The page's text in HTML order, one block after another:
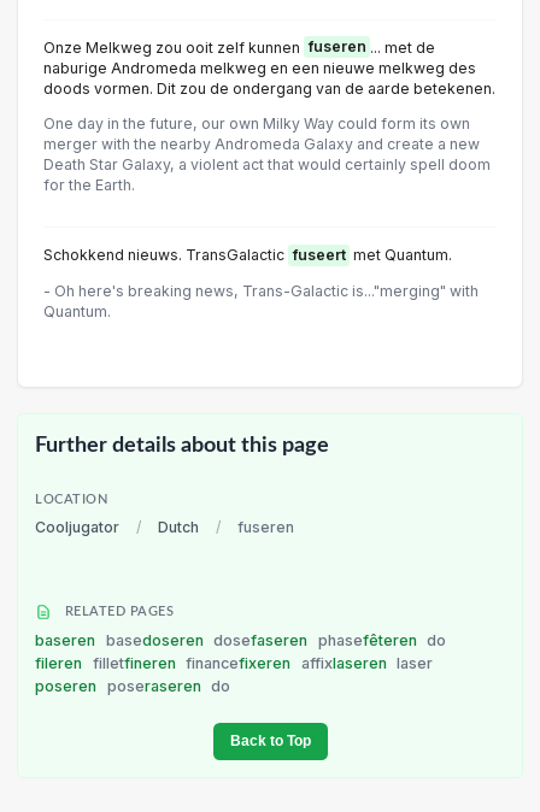
Onze Melkweg zou ooit zelf kunnen fuseren ... met de
naburige Andromeda melkweg en een nieuwe melkweg des
doods vormen. Dit zou de ondergang van de aarde betekenen.
One day in the future, our own Milky Way could form its own
merger with the nearby Andromeda Galaxy and create a new
Death Star Galaxy, a violent act that would certainly spell doom
for the Earth.
Schokkend nieuws. TransGalactic fuseert met Quantum.
- Oh here's breaking news, Trans-Galactic is..."merging" with
Quantum.
Further details about this page
LOCATION
Cooljugator / Dutch / fuseren
RELATED PAGES
baseren basedoseren dosefaseren phasefêteren
do
fileren
filletfineren financefixeren affixlaseren
laser
poseren
poseraseren do
Back to Top